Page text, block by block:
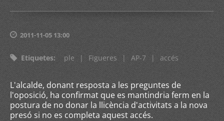
2011-11-05 13:00
Etiquetes: ple | Figueres | AP-7 | accés
L'alcalde, donant resposta a les preguntes de
l'oposició, ha confirmat que es mantindria ferm en la
postura de no donar la llicència d'activitats a la nova
presó si no es completa aquest accés.